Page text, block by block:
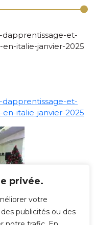
privée.
votre
publicités ou des
et-
italie-janvier-2025
et-
italie-janvier-2025